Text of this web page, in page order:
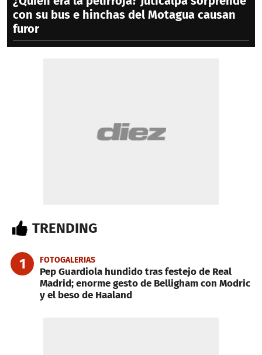
con su bus e hinchas del Motagua causan
furor
TRENDING
1 FOTOGALERIAS
Pep Guardiola hundido tras festejo de Real
Madrid; enorme gesto de Belligham con Modric
y el beso de Haaland